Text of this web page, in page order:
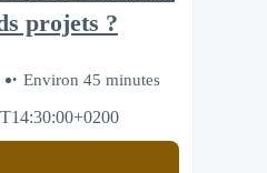
projets ?
Environ 45 minutes